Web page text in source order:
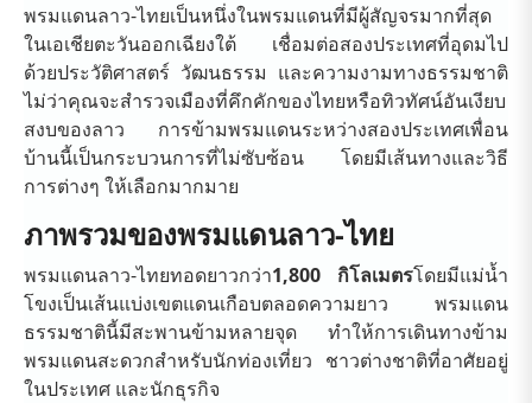
พรมแดนลาว-ไทยเป็นหนึ่งในพรมแดนที่มีผู้สัญจรมากที่สุด
ในเอเชียตะวันออกเฉียงใต้ เชื่อมต่อสองประเทศที่อุดมไป
ด้วยประวัติศาสตร์ วัฒนธรรม และความงามทางธรรมชาติ
ไม่ว่าคุณจะสำรวจเมืองที่คึกคักของไทยหรือทิวทัศน์อันเงียบ
สงบของลาว การข้ามพรมแดนระหว่างสองประเทศเพื่อน
บ้านนี้เป็นกระบวนการที่ไม่ซับซ้อน โดยมีเส้นทางและวิธี
การต่างๆ ให้เลือกมากมาย
ภาพรวมของพรมแดนลาว-ไทย
พรมแดนลาว-ไทยทอดยาวกว่า1,800 กิโลเมตรโดยมีแม่น้ำ
โขงเป็นเส้นแบ่งเขตแดนเกือบตลอดความยาว พรมแดน
ธรรมชาตินี้มีสะพานข้ามหลายจุด ทำให้การเดินทางข้าม
พรมแดนสะดวกสำหรับนักท่องเที่ยว ชาวต่างชาติที่อาศัยอยู่
ในประเทศ และนักธุรกิจ